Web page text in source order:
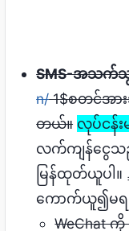
SMS-အသက်သွ
n/1$စတင်အာ
တယ်။ လုပ်ငန်း
လက်ကျန်ငွေသ
မြန်ထုတ်ယူပါ။
ကောက်ယူ၍မရ
WeChat ကို